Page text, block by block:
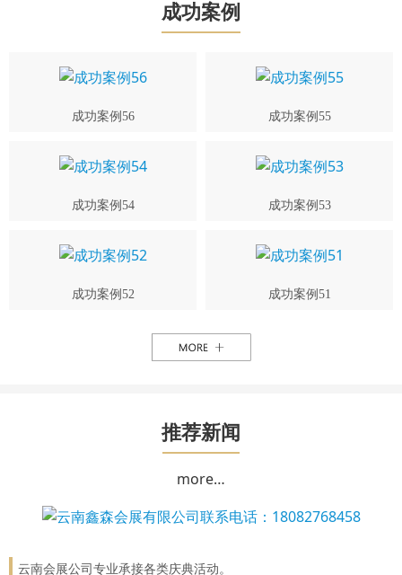
成功案例
成功案例56 成功案例55
成功案例54 成功案例53
成功案例52 成功案例51
推荐新闻
more…
云南会展公司专业承接各类庆典活动。